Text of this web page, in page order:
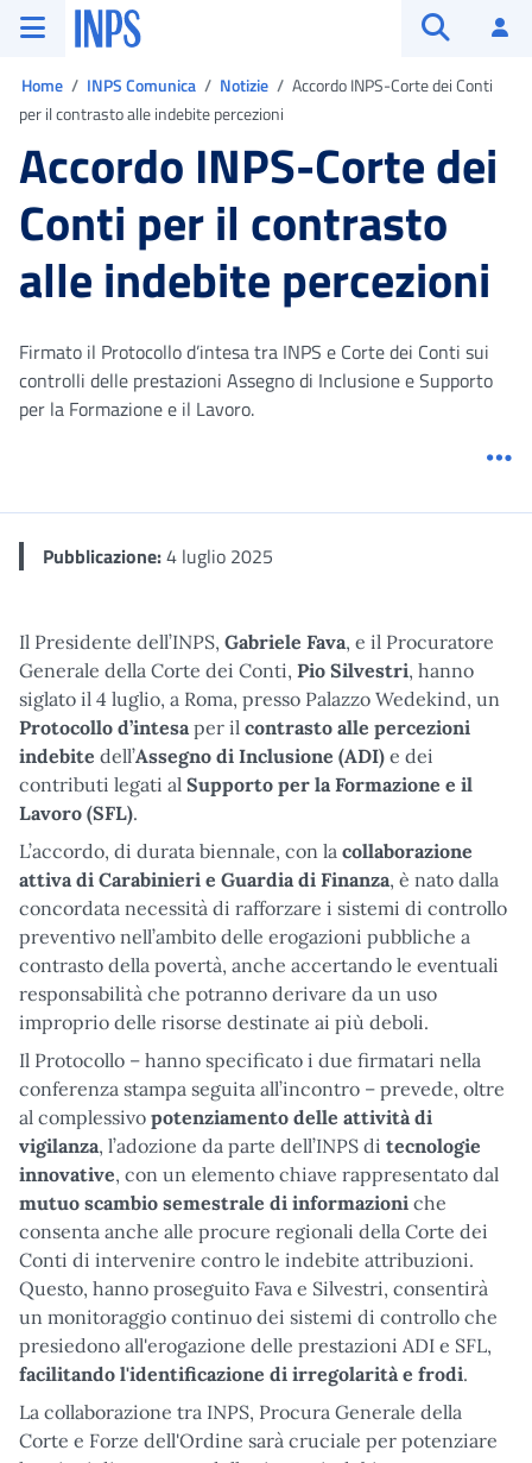
Vai al menu principale
Vai al contenuto principale
Vai al pie' di pagina
INPS ()
Home INPS Comunica Notizie
Accordo INPS-Corte dei Conti
per il contrasto alle indebite percezioni
Accordo INPS-Corte dei
Conti per il contrasto
alle indebite percezioni
Firmato il Protocollo d’intesa tra INPS e Corte dei Conti sui
controlli delle prestazioni Assegno di Inclusione e Supporto
per la Formazione e il Lavoro.
Pubblicazione:4 luglio 2025
Il Presidente dell’INPS, Gabriele Fava, e il Procuratore
Generale della Corte dei Conti, Pio Silvestri, hanno
siglato il 4 luglio, a Roma, presso Palazzo Wedekind, un
Protocollo d’intesa per il contrasto alle percezioni
indebite dell’Assegno di Inclusione (ADI) e dei
contributi legati al Supporto per la Formazione e il
Lavoro (SFL).
L’accordo, di durata biennale, con la collaborazione
attiva di Carabinieri e Guardia di Finanza, è nato dalla
concordata necessità di rafforzare i sistemi di controllo
preventivo nell’ambito delle erogazioni pubbliche a
contrasto della povertà, anche accertando le eventuali
responsabilità che potranno derivare da un uso
improprio delle risorse destinate ai più deboli.
Il Protocollo – hanno specificato i due firmatari nella
conferenza stampa seguita all’incontro – prevede, oltre
al complessivo potenziamento delle attività di
vigilanza, l’adozione da parte dell’INPS di tecnologie
innovative, con un elemento chiave rappresentato dal
mutuo scambio semestrale di informazioni che
consenta anche alle procure regionali della Corte dei
Conti di intervenire contro le indebite attribuzioni.
Questo, hanno proseguito Fava e Silvestri, consentirà
un monitoraggio continuo dei sistemi di controllo che
presiedono all'erogazione delle prestazioni ADI e SFL,
facilitando l'identificazione di irregolarità e frodi.
La collaborazione tra INPS, Procura Generale della
Corte e Forze dell'Ordine sarà cruciale per potenziare